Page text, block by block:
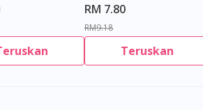
RM 7.80
RM9.18
Teruskan